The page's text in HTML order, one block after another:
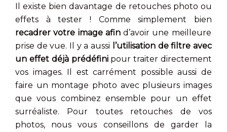
Il existe bien davantage de retouches photo ou
effets à tester ! Comme simplement bien
recadrer votre image afind’avoir une meilleure
prise de vue. Il y a aussi
l’utilisation de filtre avec
un effet déjà prédéfinipour traiter directement
vos images. Il est carrément possible aussi de
faire un montage photo avec plusieurs images
que vous combinez ensemble pour un effet
surréaliste. Pour toutes retouches de vos
photos, nous vous conseillons de garder la